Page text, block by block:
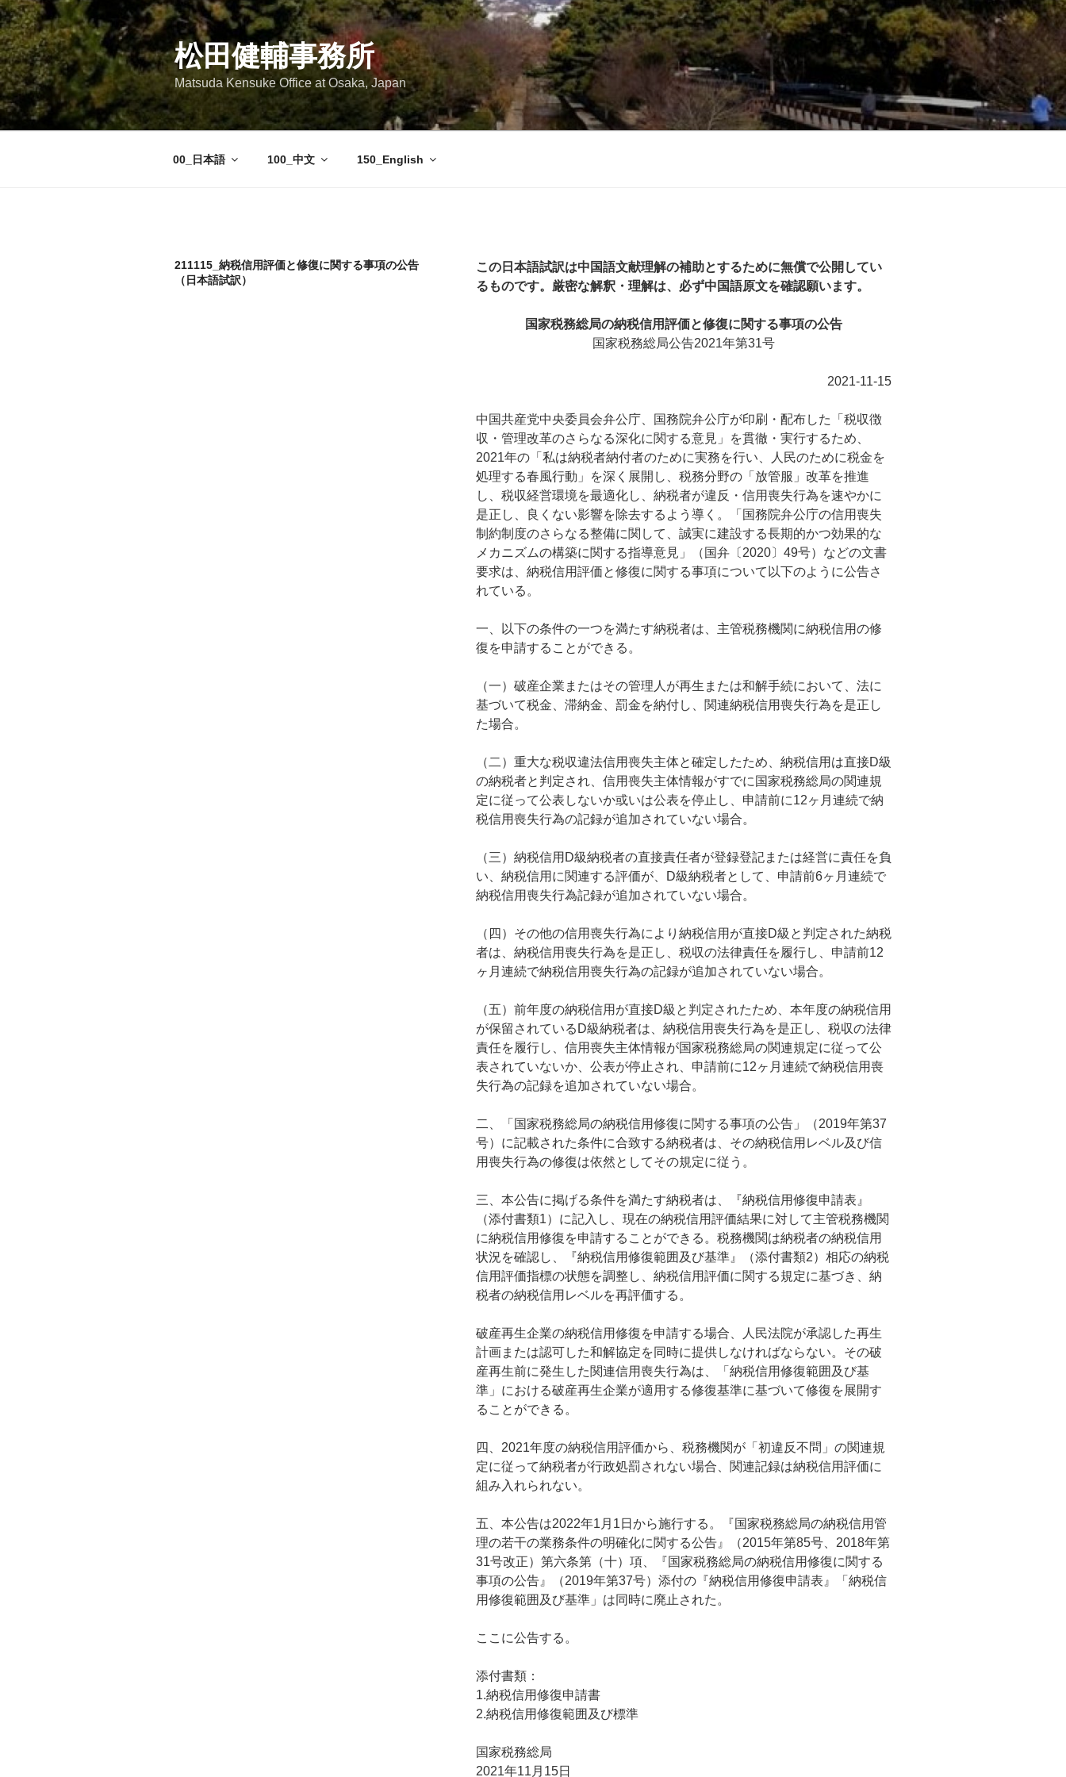
コ
ン
テ
ン
ツ
へ
ス
松田健輔事務所
Matsuda Kensuke Office at Osaka, Japan
00_日本語 100_中文 150_English
211115_納税信用評価と修復に関する事項の公告
（日本語試訳）
この日本語試訳は中国語文献理解の補助とするために無償で公開してい
るものです。厳密な解釈・理解は、必ず中国語原文を確認願います。
国家税務総局の納税信用評価と修復に関する事項の公告
国家税務総局公告2021年第31号
2021-11-15
中国共産党中央委員会弁公庁、国務院弁公庁が印刷・配布した「税収徴
収・管理改革のさらなる深化に関する意見」を貫徹・実行するため、
2021年の「私は納税者納付者のために実務を行い、人民のために税金を
処理する春風行動」を深く展開し、税務分野の「放管服」改革を推進
し、税収経営環境を最適化し、納税者が違反・信用喪失行為を速やかに
是正し、良くない影響を除去するよう導く。「国務院弁公庁の信用喪失
制約制度のさらなる整備に関して、誠実に建設する長期的かつ効果的な
メカニズムの構築に関する指導意見」（国弁〔2020〕49号）などの文書
要求は、納税信用評価と修復に関する事項について以下のように公告さ
れている。
一、以下の条件の一つを満たす納税者は、主管税務機関に納税信用の修
復を申請することができる。
（一）破産企業またはその管理人が再生または和解手続において、法に
基づいて税金、滞納金、罰金を納付し、関連納税信用喪失行為を是正し
た場合。
（二）重大な税収違法信用喪失主体と確定したため、納税信用は直接D級
の納税者と判定され、信用喪失主体情報がすでに国家税務総局の関連規
定に従って公表しないか或いは公表を停止し、申請前に12ヶ月連続で納
税信用喪失行為の記録が追加されていない場合。
（三）納税信用D級納税者の直接責任者が登録登記または経営に責任を負
い、納税信用に関連する評価が、D級納税者として、申請前6ヶ月連続で
納税信用喪失行為記録が追加されていない場合。
（四）その他の信用喪失行為により納税信用が直接D級と判定された納税
者は、納税信用喪失行為を是正し、税収の法律責任を履行し、申請前12
ヶ月連続で納税信用喪失行為の記録が追加されていない場合。
（五）前年度の納税信用が直接D級と判定されたため、本年度の納税信用
が保留されているD級納税者は、納税信用喪失行為を是正し、税収の法律
責任を履行し、信用喪失主体情報が国家税務総局の関連規定に従って公
表されていないか、公表が停止され、申請前に12ヶ月連続で納税信用喪
失行為の記録を追加されていない場合。
二、「国家税務総局の納税信用修復に関する事項の公告」（2019年第37
号）に記載された条件に合致する納税者は、その納税信用レベル及び信
用喪失行為の修復は依然としてその規定に従う。
三、本公告に掲げる条件を満たす納税者は、『納税信用修復申請表』
（添付書類1）に記入し、現在の納税信用評価結果に対して主管税務機関
に納税信用修復を申請することができる。税務機関は納税者の納税信用
状況を確認し、『納税信用修復範囲及び基準』（添付書類2）相応の納税
信用評価指標の状態を調整し、納税信用評価に関する規定に基づき、納
税者の納税信用レベルを再評価する。
破産再生企業の納税信用修復を申請する場合、人民法院が承認した再生
計画または認可した和解協定を同時に提供しなければならない。その破
産再生前に発生した関連信用喪失行為は、「納税信用修復範囲及び基
準」における破産再生企業が適用する修復基準に基づいて修復を展開す
ることができる。
四、2021年度の納税信用評価から、税務機関が「初違反不問」の関連規
定に従って納税者が行政処罰されない場合、関連記録は納税信用評価に
組み入れられない。
五、本公告は2022年1月1日から施行する。『国家税務総局の納税信用管
理の若干の業務条件の明確化に関する公告』（2015年第85号、2018年第
31号改正）第六条第（十）項、『国家税務総局の納税信用修復に関する
事項の公告』（2019年第37号）添付の『納税信用修復申請表』「納税信
用修復範囲及び基準」は同時に廃止された。
ここに公告する。
添付書類：
1.納税信用修復申請書
2.納税信用修復範囲及び標準
国家税務総局
2021年11月15日